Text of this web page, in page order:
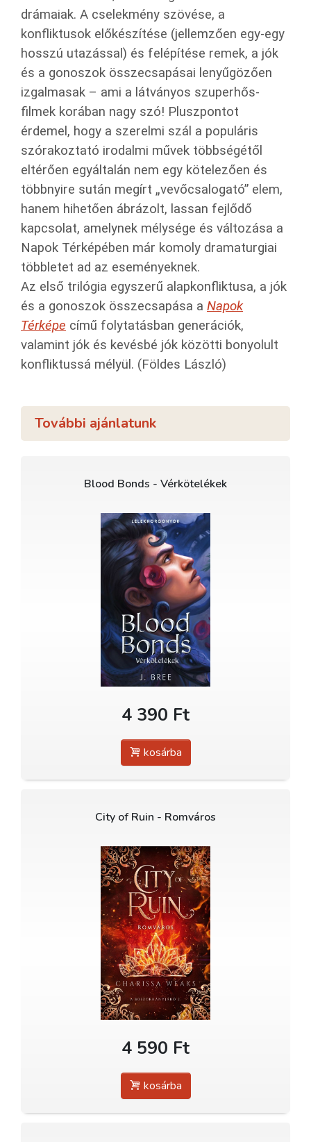
drámaiak. A cselekmény szövése, a
konfliktusok előkészítése (jellemzően egy-egy
hosszú utazással) és felépítése remek, a jók
és a gonoszok összecsapásai lenyűgözően
izgalmasak – ami a látványos szuperhős-
filmek korában nagy szó! Pluszpontot
érdemel, hogy a szerelmi szál a populáris
szórakoztató irodalmi művek többségétől
eltérően egyáltalán nem egy kötelezően és
többnyire sután megírt „vevőcsalogató” elem,
hanem hihetően ábrázolt, lassan fejlődő
kapcsolat, amelynek mélysége és változása a
Napok Térképében már komoly dramaturgiai
többletet ad az eseményeknek.
Az első trilógia egyszerű alapkonfliktusa, a jók
és a gonoszok összecsapása a Napok
Térképe című folytatásban generációk,
valamint jók és kevésbé jók közötti bonyolult
konfliktussá mélyül. (Földes László)
További ajánlatunk
Blood Bonds - Vérkötelékek
4 390 Ft
kosárba
City of Ruin - Romváros
4 590 Ft
kosárba